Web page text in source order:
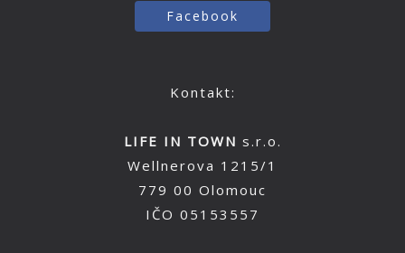
Facebook
Kontakt:
LIFE IN TOWN s.r.o.
Wellnerova 1215/1
779 00 Olomouc
IČO 05153557